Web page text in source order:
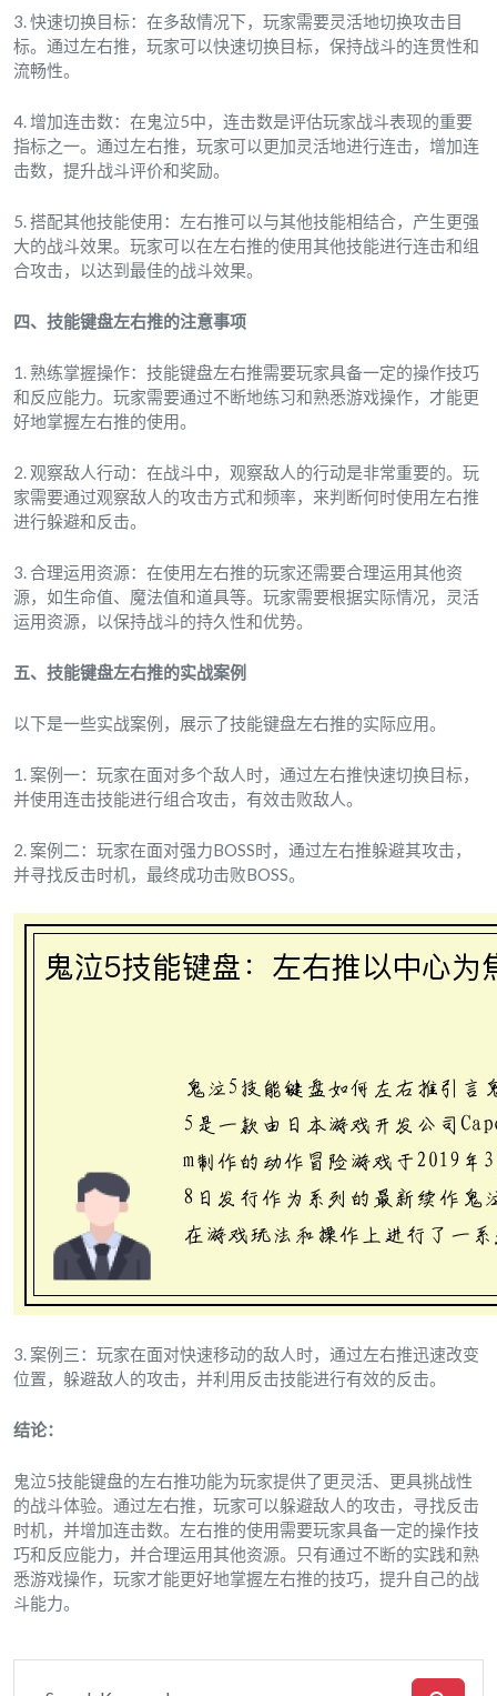
3. 快速切换目标：在多敌情况下，玩家需要灵活地切换攻击目
标。通过左右推，玩家可以快速切换目标，保持战斗的连贯性和
流畅性。
4. 增加连击数：在鬼泣5中，连击数是评估玩家战斗表现的重要
指标之一。通过左右推，玩家可以更加灵活地进行连击，增加连
击数，提升战斗评价和奖励。
5. 搭配其他技能使用：左右推可以与其他技能相结合，产生更强
大的战斗效果。玩家可以在左右推的使用其他技能进行连击和组
合攻击，以达到最佳的战斗效果。
四、技能键盘左右推的注意事项
1. 熟练掌握操作：技能键盘左右推需要玩家具备一定的操作技巧
和反应能力。玩家需要通过不断地练习和熟悉游戏操作，才能更
好地掌握左右推的使用。
2. 观察敌人行动：在战斗中，观察敌人的行动是非常重要的。玩
家需要通过观察敌人的攻击方式和频率，来判断何时使用左右推
进行躲避和反击。
3. 合理运用资源：在使用左右推的玩家还需要合理运用其他资
源，如生命值、魔法值和道具等。玩家需要根据实际情况，灵活
运用资源，以保持战斗的持久性和优势。
五、技能键盘左右推的实战案例
以下是一些实战案例，展示了技能键盘左右推的实际应用。
1. 案例一：玩家在面对多个敌人时，通过左右推快速切换目标，
并使用连击技能进行组合攻击，有效击败敌人。
2. 案例二：玩家在面对强力BOSS时，通过左右推躲避其攻击，
并寻找反击时机，最终成功击败BOSS。
3. 案例三：玩家在面对快速移动的敌人时，通过左右推迅速改变
位置，躲避敌人的攻击，并利用反击技能进行有效的反击。
结论：
鬼泣5技能键盘的左右推功能为玩家提供了更灵活、更具挑战性
的战斗体验。通过左右推，玩家可以躲避敌人的攻击，寻找反击
时机，并增加连击数。左右推的使用需要玩家具备一定的操作技
巧和反应能力，并合理运用其他资源。只有通过不断的实践和熟
悉游戏操作，玩家才能更好地掌握左右推的技巧，提升自己的战
斗能力。